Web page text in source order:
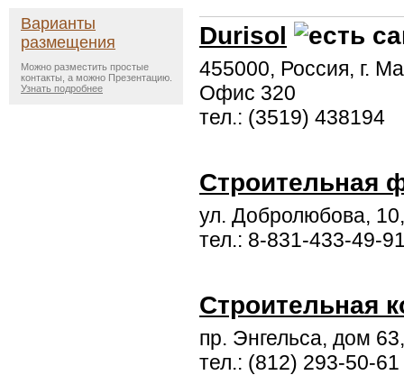
Варианты
размещения
Можно разместить простые
контакты, а можно Презентацию.
Узнать подробнее
Durisol
455000, Россия, г.
Офис 320
тел.: (3519) 438194
Строительная
ул. Добролюбова,
тел.: 8-831-433-49-
Строительная
пр. Энгельса, дом
тел.: (812) 293-50-61